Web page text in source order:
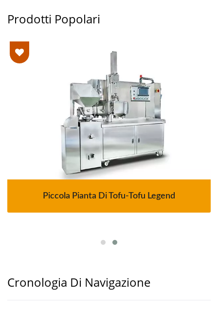
Prodotti Popolari
Piccola Pianta Di Tofu-Tofu Legend
Cronologia Di Navigazione